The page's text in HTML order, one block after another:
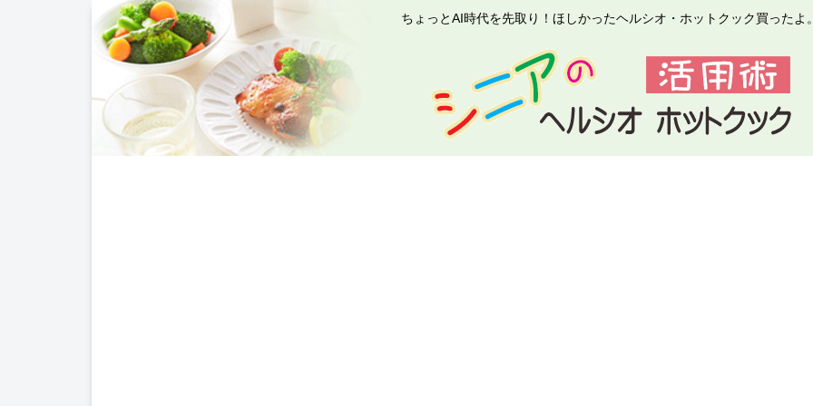
ちょっとAI時代を先取り！ほしかったヘルシオ・ホットクック買ったよ